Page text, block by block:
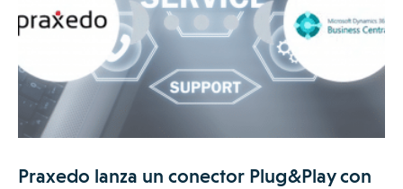
Praxedo lanza un conector Plug&Play con